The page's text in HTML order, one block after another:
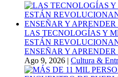
LAS TECNOLOGÍAS Y
ESTÁN
ENSEÑAR Y
Ago 9, 2026 | Cultura &